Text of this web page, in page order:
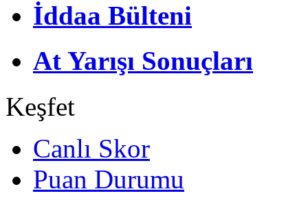
İddaa Bülteni
At Yarışı Sonuçları
Keşfet
Canlı Skor
Puan Durumu